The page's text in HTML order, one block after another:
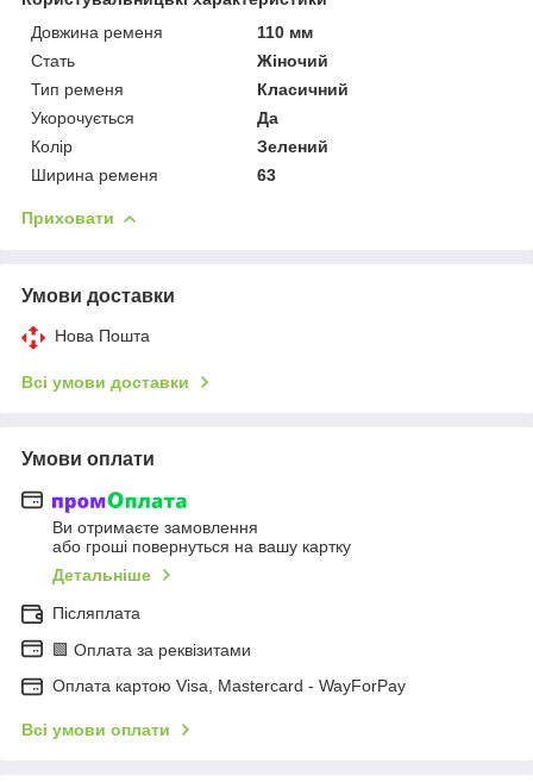
Довжина ременя
110 мм
Стать
Жіночий
Тип ременя
Класичний
Укорочується
Да
Колір
Зелений
Ширина ременя
63
Приховати
Умови доставки
Нова Пошта
Всі умови доставки
Умови оплати
Ви отримаєте замовлення
або гроші повернуться на вашу картку
Детальніше
Післяплата
🟩 Оплата за реквізитами
Оплата картою Visa, Mastercard - WayForPay
Всі умови оплати